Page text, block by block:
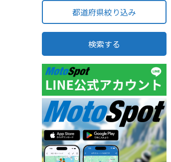
都道府県絞り込み
検索する